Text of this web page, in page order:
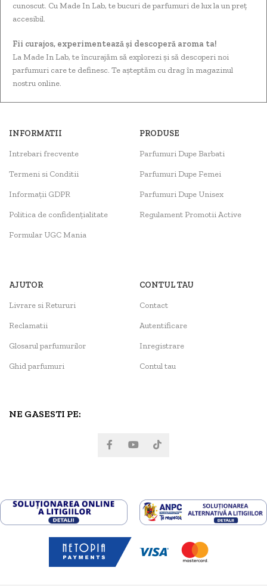
cunoscut. Cu Made In Lab, te bucuri de parfumuri de lux la un preț
accesibil.
Fii curajos, experimentează și descoperă aroma ta!
La Made In Lab, te încurajăm să explorezi și să descoperi noi
parfumuri care te definesc. Te așteptăm cu drag în magazinul
nostru online.
INFORMATII
Intrebari frecvente
Termeni si Conditii
Informații GDPR
Politica de confidențialitate
Formular UGC Mania
PRODUSE
Parfumuri Dupe Barbati
Parfumuri Dupe Femei
Parfumuri Dupe Unisex
Regulament Promotii Active
AJUTOR
Livrare si Retururi
Reclamatii
Glosarul parfumurilor
Ghid parfumuri
CONTUL TAU
Contact
Autentificare
Inregistrare
Contul tau
NE GASESTI PE: